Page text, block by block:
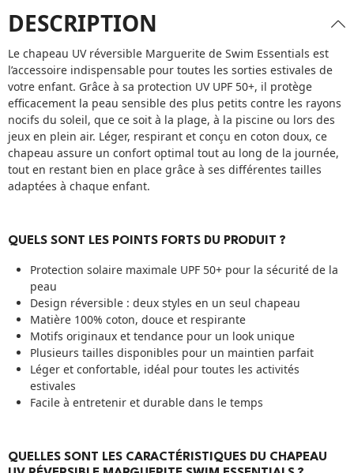
DESCRIPTION
Le chapeau UV réversible Marguerite de Swim Essentials est
l’accessoire indispensable pour toutes les sorties estivales de
votre enfant. Grâce à sa protection UV UPF 50+, il protège
efficacement la peau sensible des plus petits contre les rayons
nocifs du soleil, que ce soit à la plage, à la piscine ou lors des
jeux en plein air. Léger, respirant et conçu en coton doux, ce
chapeau assure un confort optimal tout au long de la journée,
tout en restant bien en place grâce à ses différentes tailles
adaptées à chaque enfant.
QUELS SONT LES POINTS FORTS DU PRODUIT ?
Protection solaire maximale UPF 50+ pour la sécurité de la
peau
Design réversible : deux styles en un seul chapeau
Matière 100% coton, douce et respirante
Motifs originaux et tendance pour un look unique
Plusieurs tailles disponibles pour un maintien parfait
Léger et confortable, idéal pour toutes les activités
estivales
Facile à entretenir et durable dans le temps
QUELLES SONT LES CARACTÉRISTIQUES DU CHAPEAU